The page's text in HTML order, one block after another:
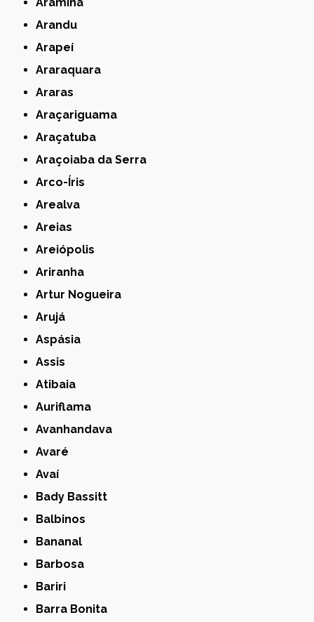
Aramina
Arandu
Arapeí
Araraquara
Araras
Araçariguama
Araçatuba
Araçoiaba da Serra
Arco-Íris
Arealva
Areias
Areiópolis
Ariranha
Artur Nogueira
Arujá
Aspásia
Assis
Atibaia
Auriflama
Avanhandava
Avaré
Avaí
Bady Bassitt
Balbinos
Bananal
Barbosa
Bariri
Barra Bonita